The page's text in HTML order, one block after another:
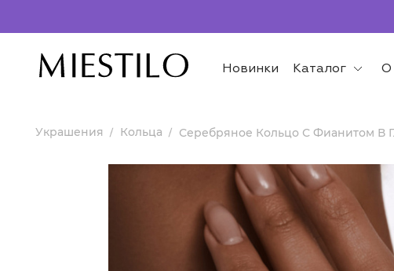
Новинки Каталог О
Украшения Кольца Серебряное Кольцо С Фианитом В